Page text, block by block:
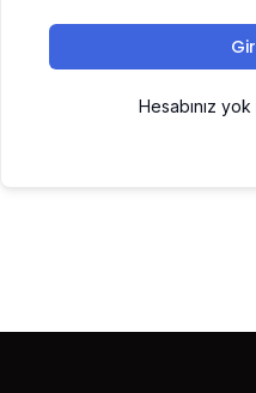
Hesabınız yok